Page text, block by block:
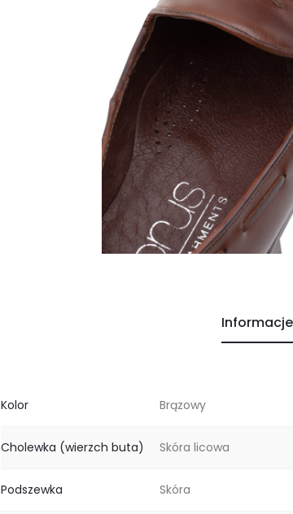
Kolor Brązowy
Cholewka (wierzch buta) Skóra licowa
Podszewka Skóra